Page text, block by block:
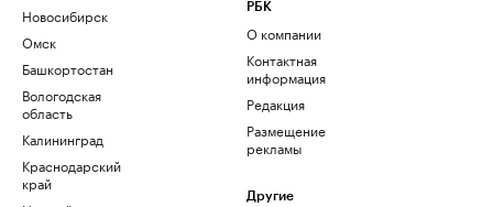
Новосибирск
Омск
Башкортостан
Вологодская
область
Калининград
Краснодарский
край
РБК
О компании
Контактная
информация
Редакция
Размещение
рекламы
Другие